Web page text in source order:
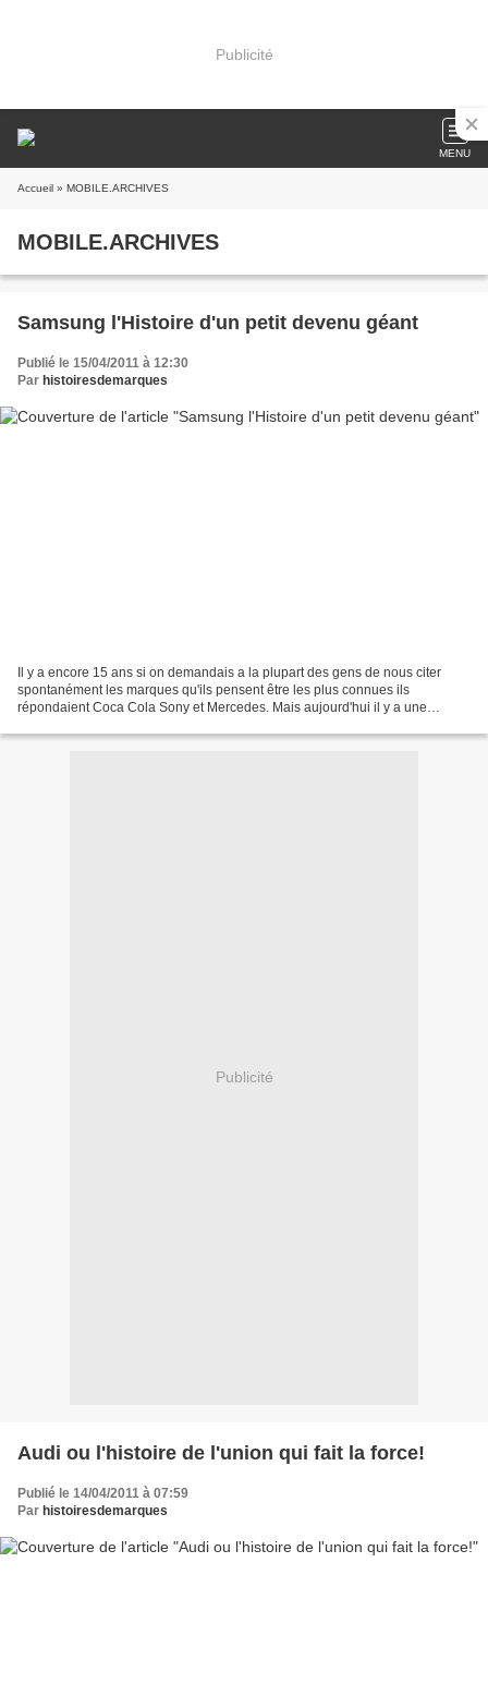
Publicité
MENU
Accueil » MOBILE.ARCHIVES
MOBILE.ARCHIVES
Samsung l'Histoire d'un petit devenu géant
Publié le 15/04/2011 à 12:30
Par histoiresdemarques
Il y a encore 15 ans si on demandais a la plupart des gens de nous citer
spontanément les marques qu'ils pensent être les plus connues ils
répondaient Coca Cola Sony et Mercedes. Mais aujourd'hui il y a une
Publicité
Audi ou l'histoire de l'union qui fait la force!
Publié le 14/04/2011 à 07:59
Par histoiresdemarques